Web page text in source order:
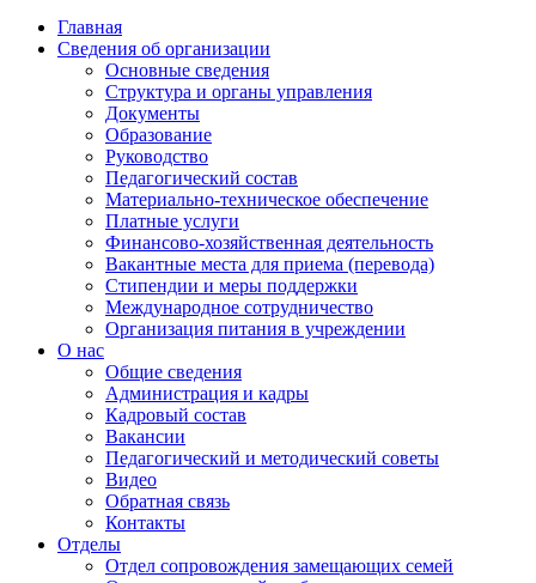
Главная
Сведения об организации
Основные сведения
Структура и органы управления
Документы
Образование
Руководство
Педагогический состав
Материально-техническое обеспечение
Платные услуги
Финансово-хозяйственная деятельность
Вакантные места для приема (перевода)
Стипендии и меры поддержки
Международное сотрудничество
Организация питания в учреждении
О нас
Общие сведения
Администрация и кадры
Кадровый состав
Вакансии
Педагогический и методический советы
Видео
Обратная связь
Контакты
Отделы
Отдел сопровождения замещающих семей